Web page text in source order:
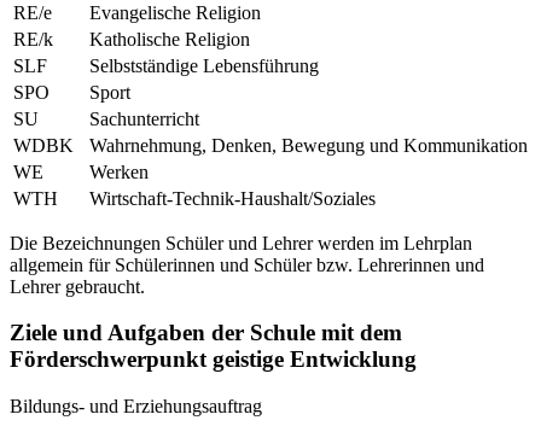
RE/e
Evangelische Religion
RE/k
Katholische Religion
SLF
Selbstständige Lebensführung
SPO
Sport
SU
Sachunterricht
WDBK
Wahrnehmung, Denken, Bewegung und Kommunikation
WE
Werken
WTH
Wirtschaft-Technik-Haushalt/Soziales
Die Bezeichnungen Schüler und Lehrer werden im Lehrplan
allgemein für Schülerinnen und Schüler bzw. Lehrerinnen und
Lehrer gebraucht.
Ziele und Aufgaben der Schule mit dem
Förderschwerpunkt geistige Entwicklung
Bildungs- und Erziehungsauftrag